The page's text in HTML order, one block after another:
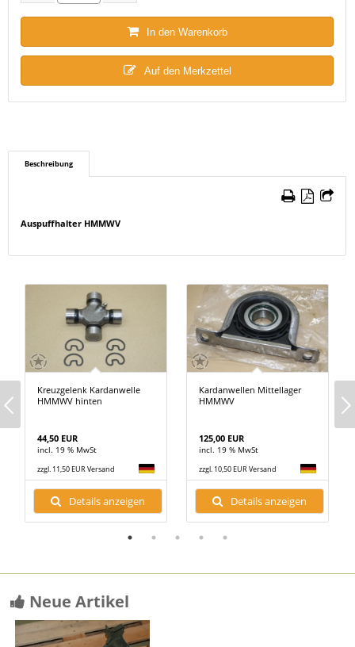
In den Warenkorb
Auf den Merkzettel
Beschreibung
Auspuffhalter HMMWV
Kreuzgelenk Kardanwelle
HMMWV hinten
44,50 EUR
incl. 19 % MwSt
zzgl. 11,50 EUR Versand
Details anzeigen
Kardanwellen Mittellager
HMMWV
125,00 EUR
incl. 19 % MwSt
zzgl. 10,50 EUR Versand
Details anzeigen
Neue Artikel